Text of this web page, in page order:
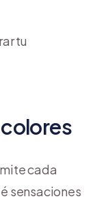
tu
cada
sensaciones